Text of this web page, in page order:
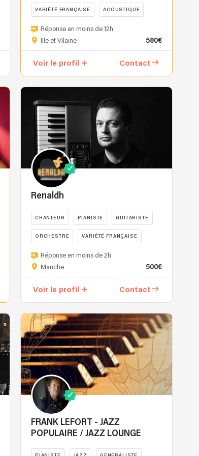
VARIÉTÉ FRANÇAISE ACOUSTIQUE
CHANTEUR
Ce
qui
le
travail
minutieux,
recherche
du
son
juste,
l’attention
chaque
nuance.
groupe
construit
univers
et
organique
dans
les
petits
détails,
ceux
qui
changent
tout
quand
le
Réponse en moins de 12h
Ille et Vilaine
580€
Voir le profil Contact
Renaldh
CHANTEUR PIANISTE GUITARISTE
ORCHESTRE VARIÉTÉ FRANÇAISE
Renaldh
vous
avec
sa
Guitare,
son
Piano,
un
concert
musical.
Il
revisitera
pour
vous
les
Réponse en moins de 2h
Manche
500€
Voir le profil Contact
FRANK LEFORT - JAZZ
POPULAIRE / JAZZ LOUNGE